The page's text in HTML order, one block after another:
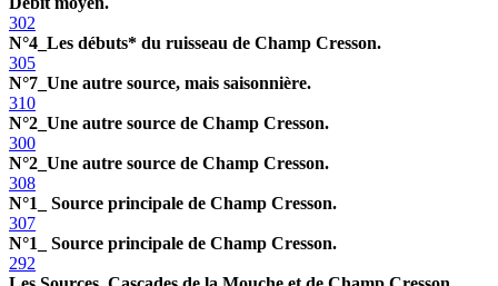
302
N°4_Les débuts* du ruisseau de Champ Cresson.
305
N°7_Une autre source, mais saisonnière.
310
N°2_Une autre source de Champ Cresson.
300
N°2_Une autre source de Champ Cresson.
308
N°1_ Source principale de Champ Cresson.
307
N°1_ Source principale de Champ Cresson.
292